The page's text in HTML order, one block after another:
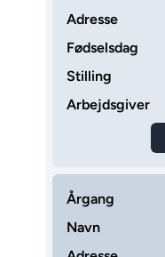
Adresse
Fødselsdag
Stilling
Arbejdsgiver
Årgang
Navn